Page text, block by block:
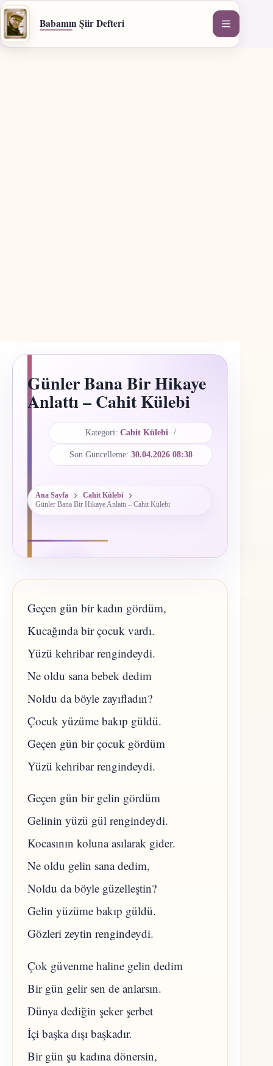
İçeriğe
geç
Babamın Şiir Defteri
Günler Bana Bir Hikaye
Anlattı – Cahit Külebi
Kategori: Cahit Külebi
Son Güncelleme: 30.04.2026 08:38
Ana Sayfa
Cahit Külebi
Günler Bana Bir Hikaye Anlattı – Cahit Külebi
Geçen gün bir kadın gördüm,
Kucağında bir çocuk vardı.
Yüzü kehribar rengindeydi.
Ne oldu sana bebek dedim
Noldu da böyle zayıfladın?
Çocuk yüzüme bakıp güldü.
Geçen gün bir çocuk gördüm
Yüzü kehribar rengindeydi.
Geçen gün bir gelin gördüm
Gelinin yüzü gül rengindeydi.
Kocasının koluna asılarak gider.
Ne oldu gelin sana dedim,
Noldu da böyle güzelleştin?
Gelin yüzüme bakıp güldü.
Gözleri zeytin rengindeydi.
Çok güvenme haline gelin dedim
Bir gün gelir sen de anlarsın.
Dünya dediğin şeker şerbet
İçi başka dışı başkadır.
Bir gün şu kadına dönersin,